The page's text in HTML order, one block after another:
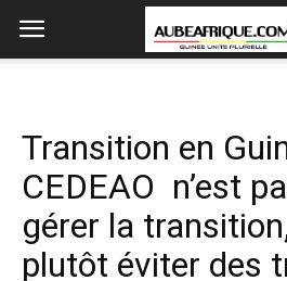
Transition en
CEDEAO n’est
gérer la
plutôt éviter des